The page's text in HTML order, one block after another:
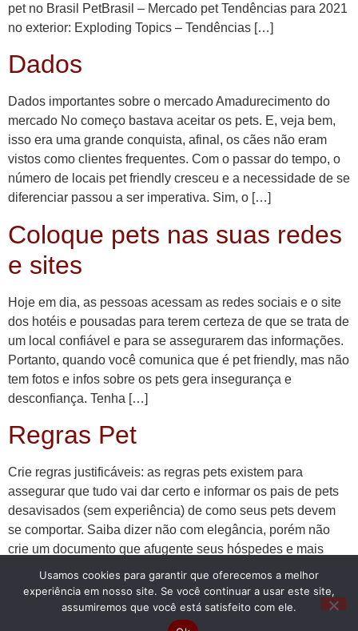
pet no Brasil PetBrasil – Mercado pet Tendências para 2021
no exterior: Exploding Topics – Tendências […]
Dados
Dados importantes sobre o mercado Amadurecimento do
mercado No começo bastava aceitar os pets. E, veja bem,
isso era uma grande conquista, afinal, os cães não eram
vistos como clientes frequentes. Com o passar do tempo, o
número de locais pet friendly cresceu e a necessidade de se
diferenciar passou a ser imperativa. Sim, o […]
Coloque pets nas suas redes
e sites
Hoje em dia, as pessoas acessam as redes sociais e o site
dos hotéis e pousadas para terem certeza de que se trata de
um local confiável e para se assegurarem das informações.
Portanto, quando você comunica que é pet friendly, mas não
tem fotos e infos sobre os pets gera insegurança e
desconfiança. Tenha […]
Regras Pet
Crie regras justificáveis: as regras pets existem para
assegurar que tudo vai dar certo e informar os pais de pets
desavisados (sem experiência) de como seus pets devem
se comportar. Saiba dizer não com elegância, porém não
crie um documento que afugente seus hóspedes e mais
pareça um regime ditatorial. Disponibilize as regras pets
Siga […]
Fale com a gente pelo crisberger@guiapetfriendly.com.br
Usamos cookies para garantir que oferecemos a melhor
experiência em nosso site. Se você continuar a usar este site,
assumiremos que você está satisfeito com ele.